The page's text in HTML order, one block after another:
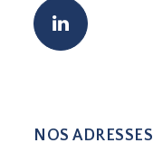
NOS ADRESSES